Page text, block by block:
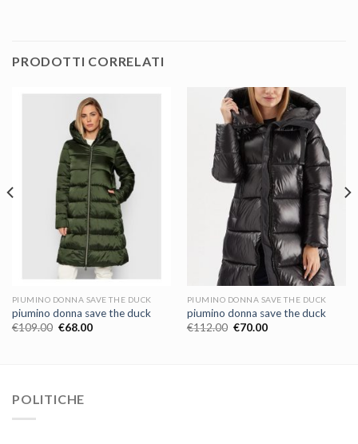
PRODOTTI CORRELATI
PIUMINO DONNA SAVE THE DUCK
piumino donna save the duck
€109.00 €68.00
PIUMINO DONNA SAVE THE DUCK
piumino donna save the duck
€112.00 €70.00
POLITICHE